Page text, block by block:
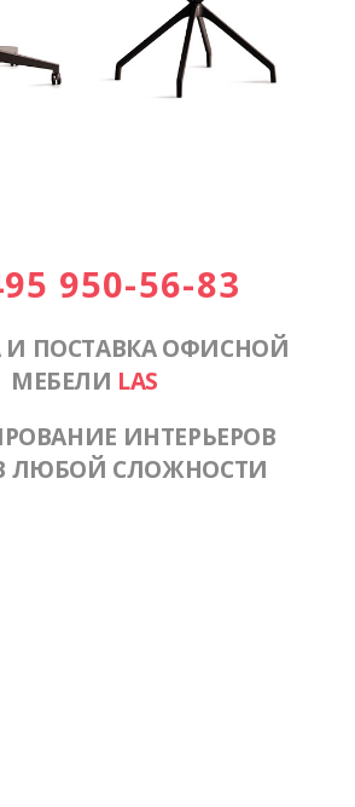
950-56-83
ПОСТАВКА ОФИСНОЙ
МЕБЕЛИ LAS
ИНТЕРЬЕРОВ
ЛЮБОЙ СЛОЖНОСТИ